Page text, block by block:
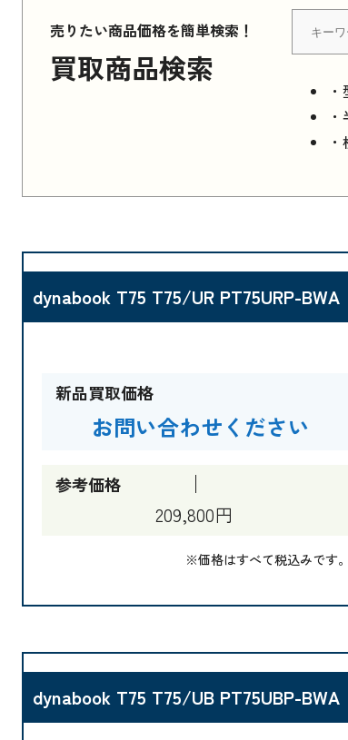
売りたい商品価格を簡単検索！
買取商品検索
dynabook T75 T75/UR PT75URP-BWA
新品買取価格
お問い合わせください
参考価格
209,800円
※価格はすべて税込みです。
dynabook T75 T75/UB PT75UBP-BWA